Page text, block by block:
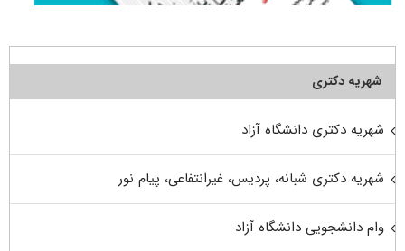
شهریه دکتری
شهریه دکتری دانشگاه آزاد
شهریه دکتری شبانه، پردیس، غیرانتفاعی، پیام نور
وام دانشجویی دانشگاه آزاد